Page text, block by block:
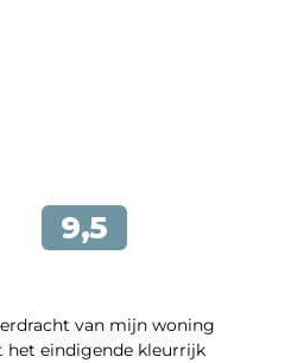
van mijn woning
het eindigende kleurrijk